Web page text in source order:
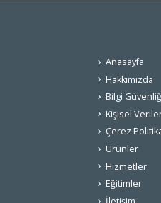
Anasayfa
Hakkımızda
Bilgi
Kişisel
Çerez
Ürünler
Hizmetler
Eğitimler